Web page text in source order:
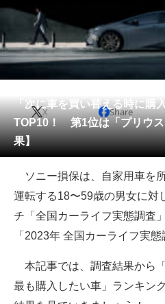
住まい
会員記事
メディア
注目記事を集めた総合ページ
ITの今と未来を見通す
スマホと通信の最新トレンド
好きが集まる 比べて選べる
「次に車を買い替える時に購
TOP10！ 第1位は「プリウ
果】
X Share
ソニー損保は、自家用車を
運転する18〜59歳の男女に対
チ「全国カーライフ実態調査
「2023年 全国カーライフ実態
本記事では、調査結果から
最も購入したい車」ランキン